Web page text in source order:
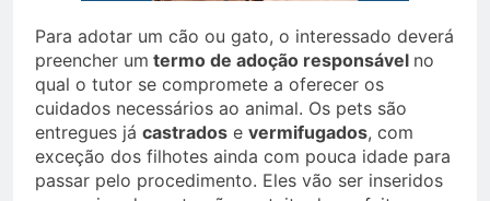
Para adotar um cão ou gato, o interessado deverá
preencher um termo de adoção responsável no
qual o tutor se compromete a oferecer os
cuidados necessários ao animal. Os pets são
entregues já castrados e vermifugados, com
exceção dos filhotes ainda com pouca idade para
passar pelo procedimento. Eles vão ser inseridos